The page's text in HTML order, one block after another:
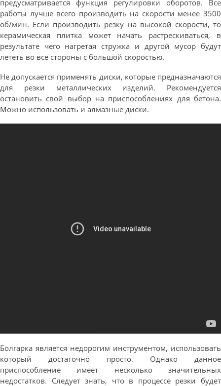
предусматривается функция регулировки оборотов. Все
работы лучше всего производить на скорости менее 3500
об/мин. Если производить резку на высокой скорости, то
керамическая плитка может начать растрескиваться, в
результате чего нагретая стружка и другой мусор будут
лететь во все стороны с большой скоростью.
Не допускается применять диски, которые предназначаются
для резки металлических изделий. Рекомендуется
остановить свой выбор на приспособлениях для бетона.
Можно использовать и алмазные диски.
Болгарка является недорогим инструментом, использовать
который достаточно просто. Однако данное
приспособление имеет несколько значительных
недостатков. Следует знать, что в процессе резки будет